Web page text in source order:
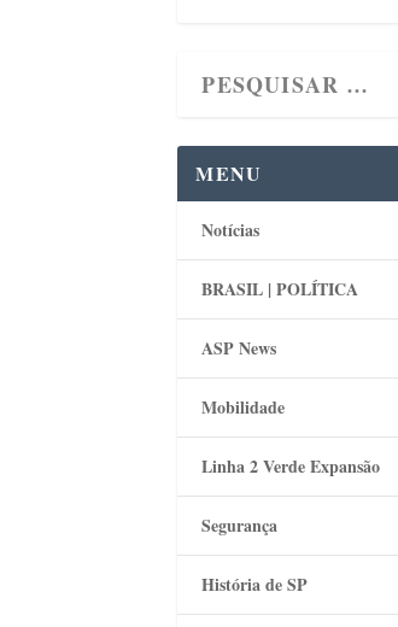
MENU
Notícias
BRASIL | POLÍTICA
ASP News
Mobilidade
Linha 2 Verde Expansão
Segurança
História de SP